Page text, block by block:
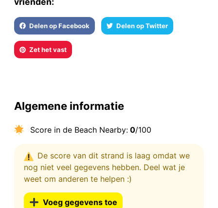
Delen op Facebook Delen op Twitter
Zet het vast
Algemene informatie
Score in de Beach Nearby:0/100
De score van dit strand is laag omdat we
nog niet veel gegevens hebben. Deel wat je
weet om anderen te helpen :)
Voeg gegevens toe